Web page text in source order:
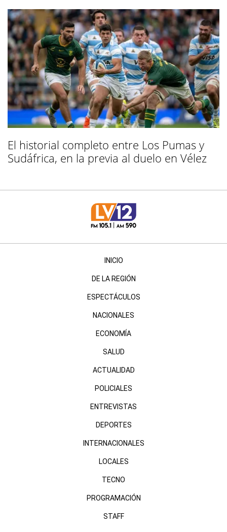
El historial completo entre Los Pumas y
Sudáfrica, en la previa al duelo en Vélez
INICIO
DE LA REGIÓN
ESPECTÁCULOS
NACIONALES
ECONOMÍA
SALUD
ACTUALIDAD
POLICIALES
ENTREVISTAS
DEPORTES
INTERNACIONALES
LOCALES
TECNO
PROGRAMACIÓN
STAFF